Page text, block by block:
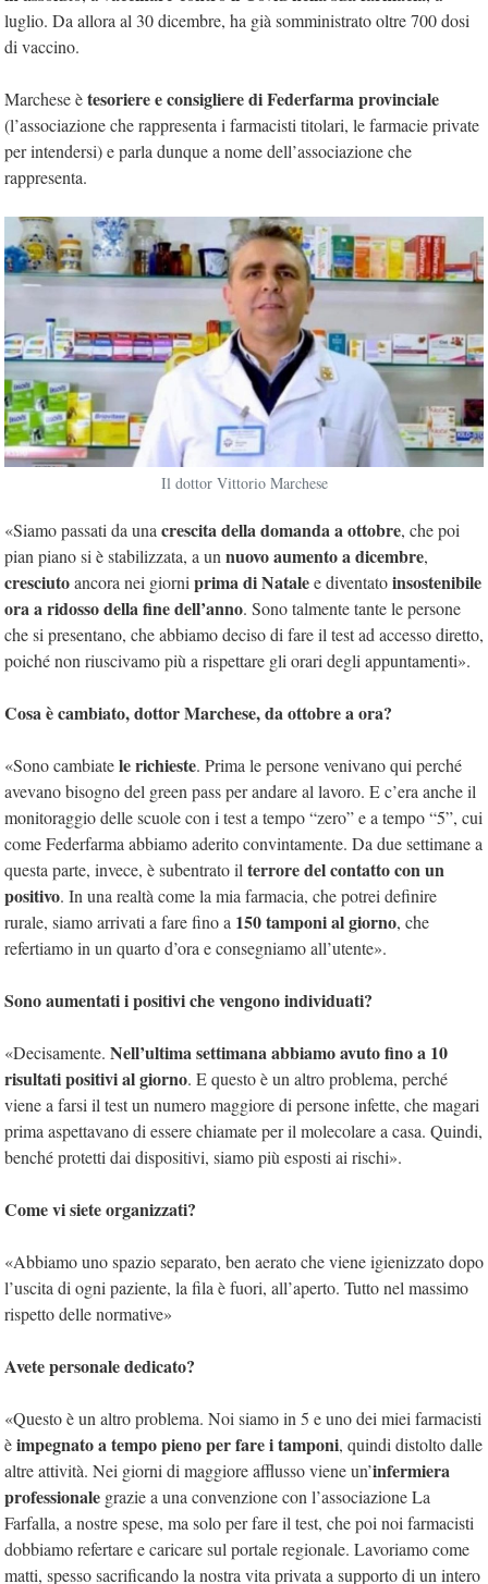
luglio. Da allora al 30 dicembre, ha già somministrato oltre 700 dosi
di vaccino.
Marchese ètesoriere e consigliere di Federfarma provinciale
(l’associazione che rappresenta i farmacisti titolari, le farmacie private
per intendersi) e parla dunque a nome dell’associazione che
rappresenta.
Il dottor Vittorio Marchese
«Siamo passati da unacrescita della domanda a ottobre, che poi
pian piano si è stabilizzata, a unnuovo aumento a dicembre,
cresciutoancora nei giorniprima di Natalee diventatoinsostenibile
ora a ridosso della fine dell’anno. Sono talmente tante le persone
che si presentano, che abbiamo deciso di fare il test ad accesso diretto,
poiché non riuscivamo più a rispettare gli orari degli appuntamenti».
Cosa è cambiato, dottor Marchese, da ottobre a ora?
«Sono cambiatele richieste. Prima le persone venivano qui perché
avevano bisogno del green pass per andare al lavoro. E c’era anche il
monitoraggio delle scuole con i test a tempo “zero” e a tempo “5”, cui
come Federfarma abbiamo aderito convintamente. Da due settimane a
questa parte, invece, è subentrato ilterrore del contatto con un
positivo. In una realtà come la mia farmacia, che potrei definire
rurale, siamo arrivati a fare fino a 150 tamponi al giorno, che
refertiamo in un quarto d’ora e consegniamo all’utente».
Sono aumentati i positivi che vengono individuati?
«Decisamente. Nell’ultima settimana abbiamo avuto fino a 10
risultati positivi al giorno. E questo è un altro problema, perché
viene a farsi il test un numero maggiore di persone infette, che magari
prima aspettavano di essere chiamate per il molecolare a casa. Quindi,
benché protetti dai dispositivi, siamo più esposti ai rischi».
Come vi siete organizzati?
«Abbiamo uno spazio separato, ben aerato che viene igienizzato dopo
l’uscita di ogni paziente, la fila è fuori, all’aperto. Tutto nel massimo
rispetto delle normative»
Avete personale dedicato?
«Questo è un altro problema. Noi siamo in 5 e uno dei miei farmacisti
èimpegnato a tempo pieno per fare i tamponi, quindi distolto dalle
altre attività. Nei giorni di maggiore afflusso viene un’infermiera
professionale grazie a una convenzione con l’associazione La
Farfalla, a nostre spese, ma solo per fare il test, che poi noi farmacisti
dobbiamo refertare e caricare sul portale regionale. Lavoriamo come
matti, spesso sacrificando la nostra vita privata a supporto di un intero